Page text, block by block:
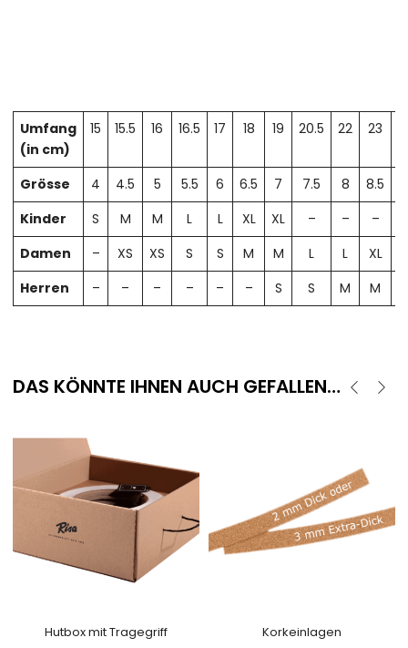
Umfang
(in cm)
15 15.5 16 16.5 17 18 19 20.5 22 23
Grösse 4 4.5 5 5.5 6 6.5 7 7.5 8 8.5
Kinder
S M M L L XL XL – – –
Damen
– XS XS S S M M L L XL
Herren
– – – – – – S S M M
DAS KÖNNTE IHNEN AUCH GEFALLEN…
Hutbox mit Tragegriff
Korkeinlagen